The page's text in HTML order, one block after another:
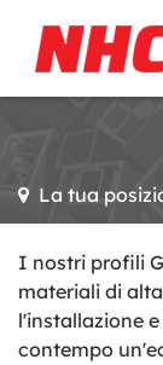
La tua
I nostri profili
materiali di
l'installazione
contempo